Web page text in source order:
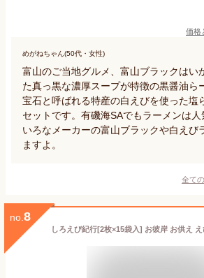
価格
めがねちゃん(50代・女性)
富山のご当地グルメ、富山ブラックはい
た真っ黒な濃厚スープが特徴の黒醤油ら
宝石と呼ばれる特産の白えびを使った塩
セットです。有磯海SAでもラーメンは
いろなメーカーの富山ブラックや白えび
ますよ。
全て
no. 8